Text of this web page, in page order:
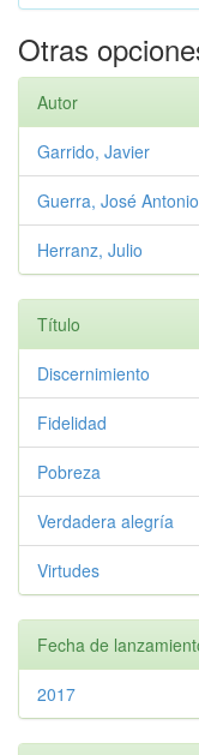
Otras
Autor
Garrido, Javier
Guerra, José Antonio
Herranz, Julio
Título
Discernimiento
Fidelidad
Pobreza
Verdadera alegría
Virtudes
Fecha de
2017